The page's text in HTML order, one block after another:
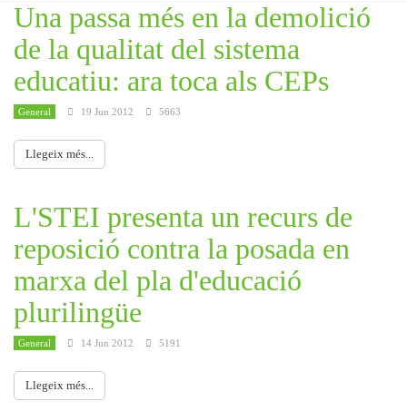
Una passa més en la demolició
de la qualitat del sistema
educatiu: ara toca als CEPs
General 19 Jun 2012 5663
Llegeix més...
L'STEI presenta un recurs de
reposició contra la posada en
marxa del pla d'educació
plurilingüe
General 14 Jun 2012 5191
Llegeix més...